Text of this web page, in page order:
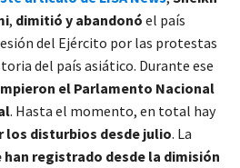
, dimitió y abandonó el país
del Ejército por las protestas
del país asiático. Durante ese
el Parlamento Nacional
. Hasta el momento, en total hay
los disturbios desde julio. La
registrado desde la dimisión